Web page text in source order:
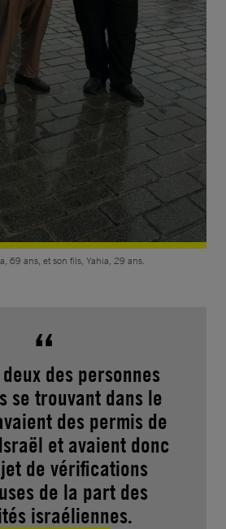
69 ans, et son fils, Yahia, 29 ans.
des personnes
se trouvant dans le
des permis de
et avaient donc
de vérifications
de la part des
israéliennes.